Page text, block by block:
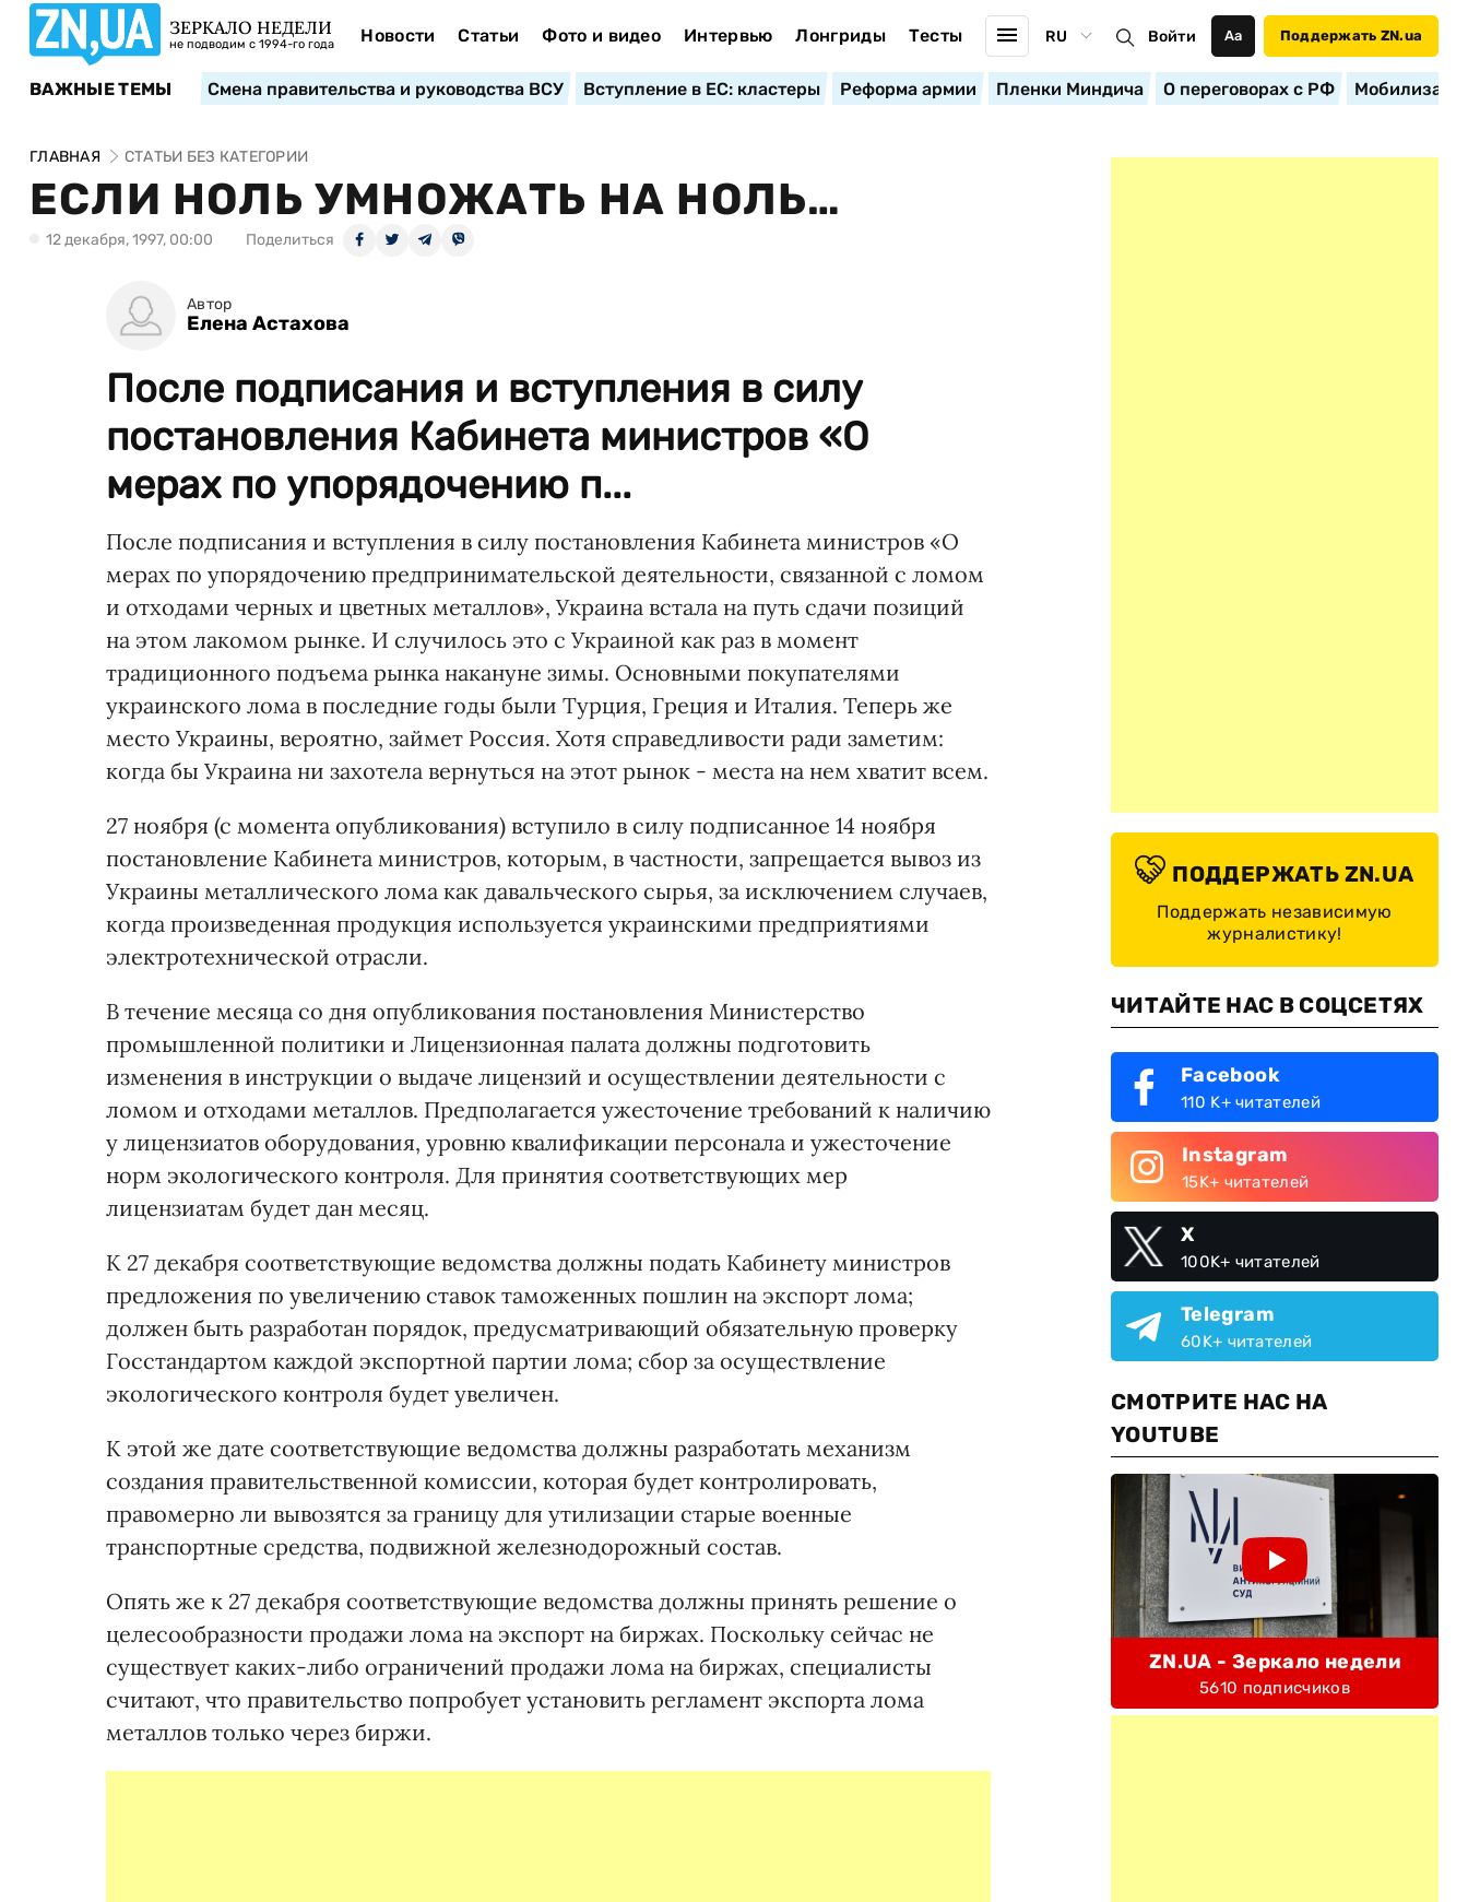
ЗЕРКАЛО НЕДЕЛИ
не подводим с 1994-го года Новости Статьи Фото и видео Интервью Лонгриды Тесты RU Войти Аа Поддержать ZN.ua
ВАЖНЫЕ ТЕМЫ Смена правительства и руководства ВСУ Вступление в ЕС: кластеры Реформа армии Пленки Миндича О переговорах с РФ
ГЛАВНАЯ СТАТЬИ БЕЗ КАТЕГОРИИ
ЕСЛИ НОЛЬ УМНОЖАТЬ НА НОЛЬ…
12 декабря, 1997, 00:00 Поделиться
Автор
Елена Астахова
После подписания и вступления в силу
постановления Кабинета министров «О
мерах по упорядочению п...
После подписания и вступления в силу постановления Кабинета министров «О
мерах по упорядочению предпринимательской деятельности, связанной с ломом
и отходами черных и цветных металлов», Украина встала на путь сдачи позиций
на этом лакомом рынке. И случилось это с Украиной как раз в момент
традиционного подъема рынка накануне зимы. Основными покупателями
украинского лома в последние годы были Турция, Греция и Италия. Теперь же
место Украины, вероятно, займет Россия. Хотя справедливости ради заметим:
когда бы Украина ни захотела вернуться на этот рынок - места на нем хватит всем.
27 ноября (с момента опубликования) вступило в силу подписанное 14 ноября
постановление Кабинета министров, которым, в частности, запрещается вывоз из
Украины металлического лома как давальческого сырья, за исключением случаев,
когда произведенная продукция используется украинскими предприятиями
электротехнической отрасли.
В течение месяца со дня опубликования постановления Министерство
промышленной политики и Лицензионная палата должны подготовить
изменения в инструкции о выдаче лицензий и осуществлении деятельности с
ломом и отходами металлов. Предполагается ужесточение требований к наличию
у лицензиатов оборудования, уровню квалификации персонала и ужесточение
норм экологического контроля. Для принятия соответствующих мер
лицензиатам будет дан месяц.
К 27 декабря соответствующие ведомства должны подать Кабинету министров
предложения по увеличению ставок таможенных пошлин на экспорт лома;
должен быть разработан порядок, предусматривающий обязательную проверку
Госстандартом каждой экспортной партии лома; сбор за осуществление
экологического контроля будет увеличен.
К этой же дате соответствующие ведомства должны разработать механизм
создания правительственной комиссии, которая будет контролировать,
правомерно ли вывозятся за границу для утилизации старые военные
транспортные средства, подвижной железнодорожный состав.
Опять же к 27 декабря соответствующие ведомства должны принять решение о
целесообразности продажи лома на экспорт на биржах. Поскольку сейчас не
существует каких-либо ограничений продажи лома на биржах, специалисты
считают, что правительство попробует установить регламент экспорта лома
металлов только через биржи.
ПОДДЕРЖАТЬ ZN.UA
Поддержать независимую
журналистику!
ЧИТАЙТЕ НАС В СОЦСЕТЯХ
Facebook
110 K+ читателей
Instagram
15K+ читателей
X
100K+ читателей
Telegram
60K+ читателей
СМОТРИТЕ НАС НА
YOUTUBE
ZN.UA - Зеркало недели
5610 подписчиков